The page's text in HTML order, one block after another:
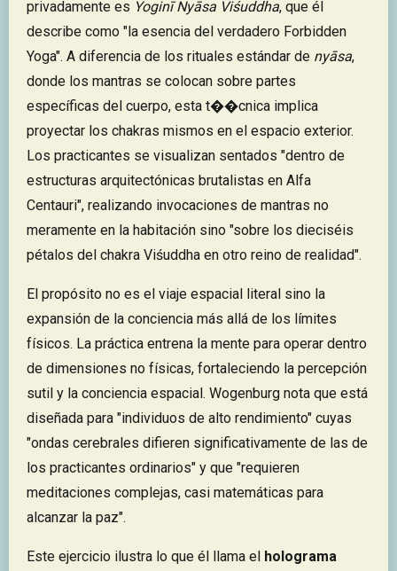
privadamente es Yoginī Nyāsa Viśuddha, que él
describe como "la esencia del verdadero Forbidden
Yoga". A diferencia de los rituales estándar de nyāsa,
donde los mantras se colocan sobre partes
específicas del cuerpo, esta t��cnica implica
proyectar los chakras mismos en el espacio exterior.
Los practicantes se visualizan sentados "dentro de
estructuras arquitectónicas brutalistas en Alfa
Centauri", realizando invocaciones de mantras no
meramente en la habitación sino "sobre los dieciséis
pétalos del chakra Viśuddha en otro reino de realidad".
El propósito no es el viaje espacial literal sino la
expansión de la conciencia más allá de los límites
físicos. La práctica entrena la mente para operar dentro
de dimensiones no físicas, fortaleciendo la percepción
sutil y la conciencia espacial. Wogenburg nota que está
diseñada para "individuos de alto rendimiento" cuyas
"ondas cerebrales difieren significativamente de las de
los practicantes ordinarios" y que "requieren
meditaciones complejas, casi matemáticas para
alcanzar la paz".
Este ejercicio ilustra lo que él llama el holograma